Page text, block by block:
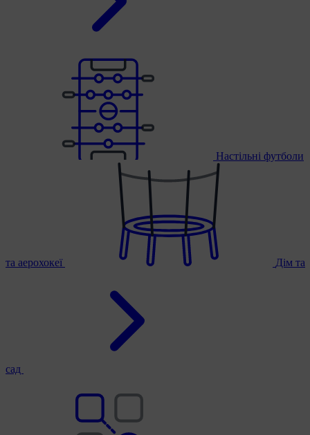
Настільні футболи
та аерохокеї Дім та
сад